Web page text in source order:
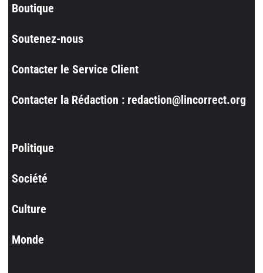
Boutique
Soutenez-nous
Contacter le Service Client
Contacter la Rédaction : redaction@lincorrect.org
Politique
Société
Culture
Monde